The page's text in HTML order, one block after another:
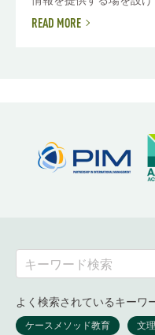
READ MORE
よく検索されているキーワ